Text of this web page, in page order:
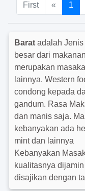
First « 1
Barat adalah
besar dari
merupakan
lainnya. Western
condong kepada
gandum. Rasa
dan manis saja.
kebanyakan ada
mint dan lainnya
Kebanyakan
kualitasnya
disajikan dengan